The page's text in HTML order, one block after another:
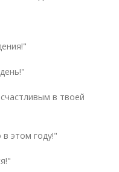
в твоей
этом году!"